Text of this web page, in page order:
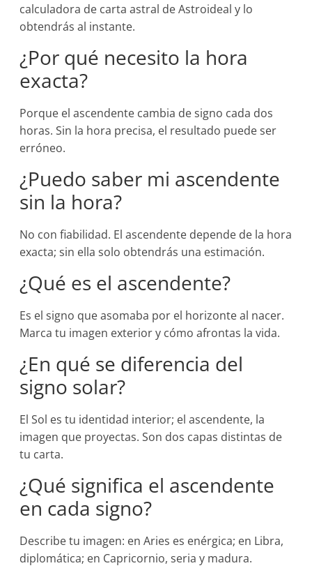
calculadora de carta astral de Astroideal y lo
obtendrás al instante.
¿Por qué necesito la hora
exacta?
Porque el ascendente cambia de signo cada dos
horas. Sin la hora precisa, el resultado puede ser
erróneo.
¿Puedo saber mi ascendente
sin la hora?
No con fiabilidad. El ascendente depende de la hora
exacta; sin ella solo obtendrás una estimación.
¿Qué es el ascendente?
Es el signo que asomaba por el horizonte al nacer.
Marca tu imagen exterior y cómo afrontas la vida.
¿En qué se diferencia del
signo solar?
El Sol es tu identidad interior; el ascendente, la
imagen que proyectas. Son dos capas distintas de
tu carta.
¿Qué significa el ascendente
en cada signo?
Describe tu imagen: en Aries es enérgica; en Libra,
diplomática; en Capricornio, seria y madura.